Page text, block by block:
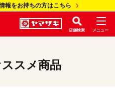
メニュー
報をお持ちの方はこちら
店舗検索
スメ商品